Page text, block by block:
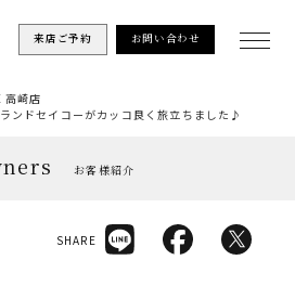
来店ご予約 お問い合わせ
高崎店
ンドセイコーがカッコ良く旅立ちました♪
お客様紹介
SHARE